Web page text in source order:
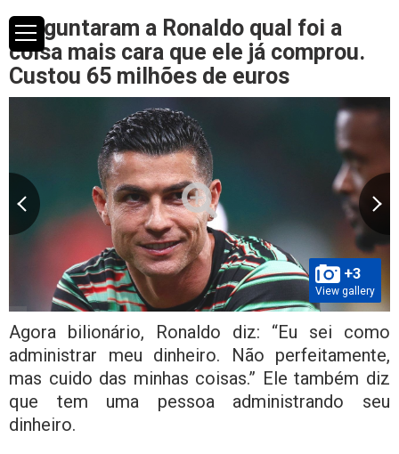
Perguntaram a Ronaldo qual foi a
coisa mais cara que ele já comprou.
Custou 65 milhões de euros
+3
View gallery
Agora bilionário, Ronaldo diz: “Eu sei como
administrar meu dinheiro. Não perfeitamente,
mas cuido das minhas coisas.” Ele também diz
que tem uma pessoa administrando seu
dinheiro.